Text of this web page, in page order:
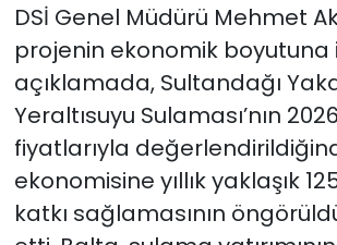
DSİ Genel Müdürü Mehmet
projenin ekonomik boyutuna
açıklamada, Sultandağı
Yeraltısuyu Sulaması’nın
fiyatlarıyla
ekonomisine yıllık yaklaşık
katkı sağlamasının